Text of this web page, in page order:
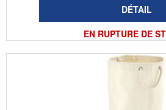
EN RUPTURE DE